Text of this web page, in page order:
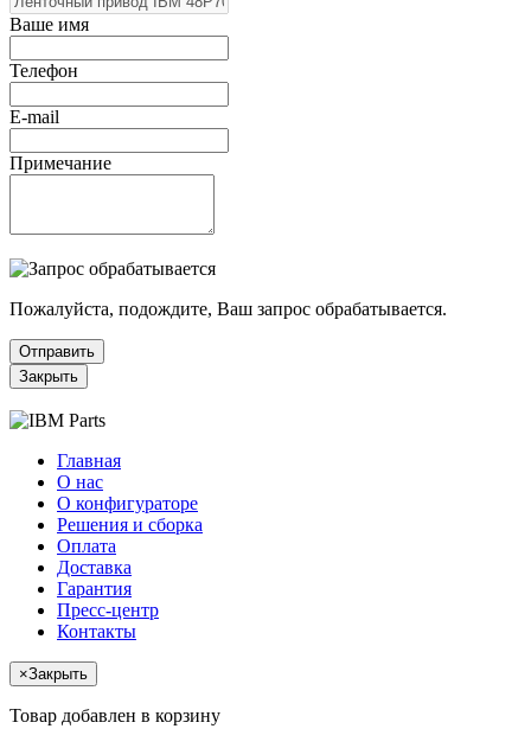
Ваше имя
Телефон
E-mail
Примечание
Пожалуйста, подождите, Ваш запрос обрабатывается.
Отправить
Закрыть
Главная
О нас
О конфигураторе
Решения и сборка
Оплата
Доставка
Гарантия
Пресс-центр
Контакты
×Закрыть
Товар добавлен в корзину